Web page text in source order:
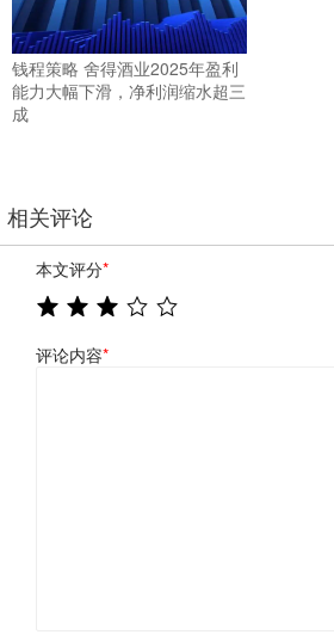
钱程策略 舍得酒业2025年盈利
能力大幅下滑，净利润缩水超三
成
相关评论
本文评分*
评论内容*